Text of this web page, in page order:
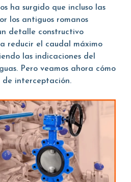
ha surgido que incluso las
los antiguos romanos
detalle constructivo
reducir el caudal máximo
las indicaciones del
Pero veamos ahora cómo
de interceptación.